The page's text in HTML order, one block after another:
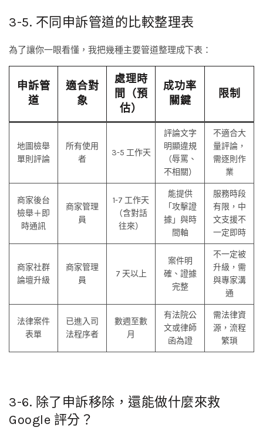
3-5. 不同申訴管道的比較整理表
為了讓你一眼看懂，我把幾種主要管道整理成下表：
申訴管
道
適合對
象
處理時
間（預
估）
成功率
關鍵
限制
地圖檢舉
單則評論
所有使用
者
3-5 工作天
評論文字
明顯違規
（辱罵、
不相關）
不適合大
量評論，
需逐則作
業
商家後台
檢舉＋即
時通訊
商家管理
員
1-7 工作天
（含對話
往來）
能提供
「攻擊證
據」與時
間軸
服務時段
有限，中
文支援不
一定即時
商家社群
論壇升級
商家管理
員
7 天以上
案件明
確、證據
完整
不一定被
升級，需
與專家溝
通
法律案件
表單
已進入司
法程序者
數週至數
月
有法院公
文或律師
函為證
需法律資
源，流程
繁瑣
3-6. 除了申訴移除，還能做什麼來救
Google 評分？